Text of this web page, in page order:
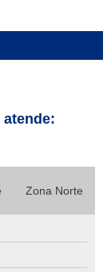
atende:
Zona Norte